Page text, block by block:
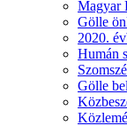
Magyar
Gölle
2020.
Humán
Gölle